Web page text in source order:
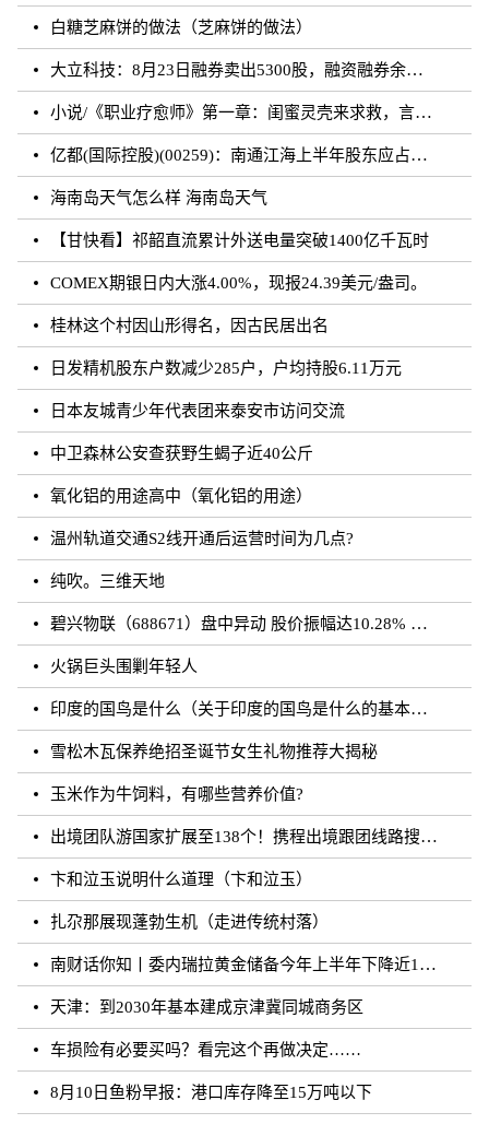
白糖芝麻饼的做法（芝麻饼的做法）
大立科技：8月23日融券卖出5300股，融资融券余额7.64亿元
小说/《职业疗愈师》第一章：闺蜜灵壳来求救，言闻雨对付暗灵
亿都(国际控股)(00259)：南通江海上半年股东应占溢利约3.62亿元 同比增加21.01%
海南岛天气怎么样 海南岛天气
【甘快看】祁韶直流累计外送电量突破1400亿千瓦时
COMEX期银日内大涨4.00%，现报24.39美元/盎司。
桂林这个村因山形得名，因古民居出名
日发精机股东户数减少285户，户均持股6.11万元
日本友城青少年代表团来泰安市访问交流
中卫森林公安查获野生蝎子近40公斤
氧化铝的用途高中（氧化铝的用途）
温州轨道交通S2线开通后运营时间为几点?
纯吹。三维天地
碧兴物联（688671）盘中异动 股价振幅达10.28% 跌7.03% 报55.2元（08-23）
火锅巨头围剿年轻人
印度的国鸟是什么（关于印度的国鸟是什么的基本详情介绍）
雪松木瓦保养绝招圣诞节女生礼物推荐大揭秘
玉米作为牛饲料，有哪些营养价值?
出境团队游国家扩展至138个！携程出境跟团线路搜索涨超20倍
卞和泣玉说明什么道理（卞和泣玉）
扎尕那展现蓬勃生机（走进传统村落）
南财话你知丨委内瑞拉黄金储备今年上半年下降近12%，原因何在？广东“织网”记：全面迈入“高铁时代”，轨道沿线隆起大产业带
天津：到2030年基本建成京津冀同城商务区
车损险有必要买吗？看完这个再做决定……
8月10日鱼粉早报：港口库存降至15万吨以下